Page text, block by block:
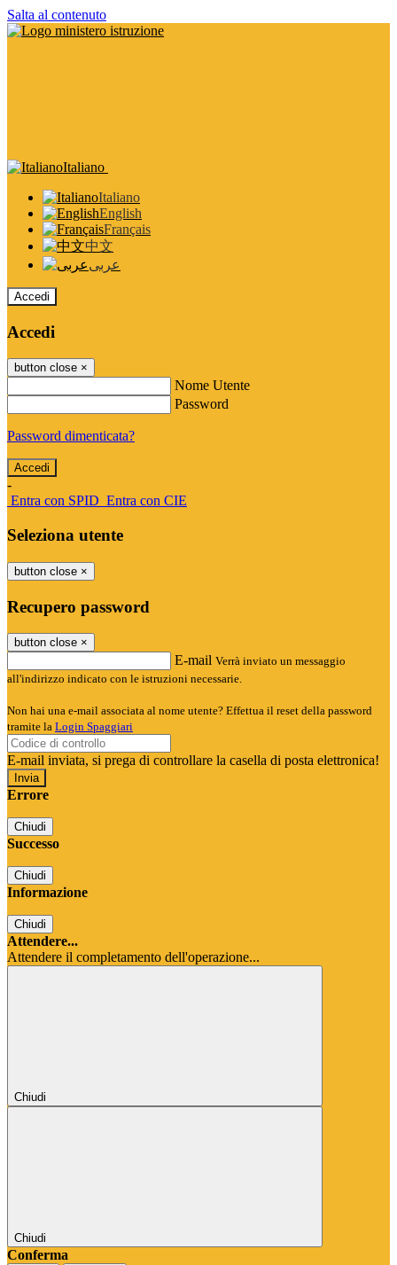
Salta al contenuto
Italiano
Italiano
English
Français
中文
عربى
Accedi
Accedi
button close ×
Nome Utente
Password
Password dimenticata?
-
Entra con SPID Entra con CIE
Seleziona utente
button close ×
Recupero password
button close ×
E-mail Verrà inviato un messaggio
all'indirizzo indicato con le istruzioni necessarie.
Non hai una e-mail associata al nome utente? Effettua il reset della password
tramite la Login Spaggiari
E-mail inviata, si prega di controllare la casella di posta elettronica!
Errore
Chiudi
Successo
Chiudi
Informazione
Chiudi
Attendere...
Attendere il completamento dell'operazione...
Chiudi
Chiudi
Conferma